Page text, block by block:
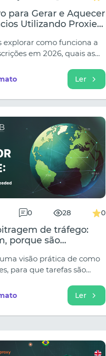
para Gerar e Aquecer
Utilizando Proxies
explorar como funciona a
em 2026, quais as
vendas que converta
Ler
0 28 0
de tráfego:
porque são
visão prática de como
para que tarefas são
que os fluxos de trabalho
constante de problemas.
Ler